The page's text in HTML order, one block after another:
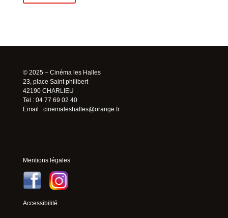
© 2025 – Cinéma les Halles
23, place Saint philibert
42190 CHARLIEU
Tel : 04 77 69 02 40
Email : cinemaleshalles@orange.fr
Mentions légales
Accessibilité